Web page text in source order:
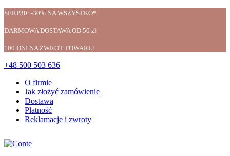
SERP30: -30% NA WSZYSTKO*
DARMOWA DOSTAWA OD 50 zł
100 DNI NA ZWROT TOWARU!
+48 500 503 636
O firmie
Jak złożyć zamówienie
Dostawa
Płatność
Reklamacje i zwroty